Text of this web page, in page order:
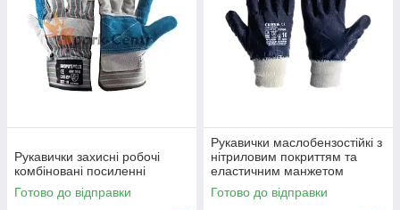
Рукавички захисні робочі
комбіновані посиленні
Готово до відправки
Рукавички маслобензостійкі з
нітриловим покриттям та
еластичним манжетом
Готово до відправки